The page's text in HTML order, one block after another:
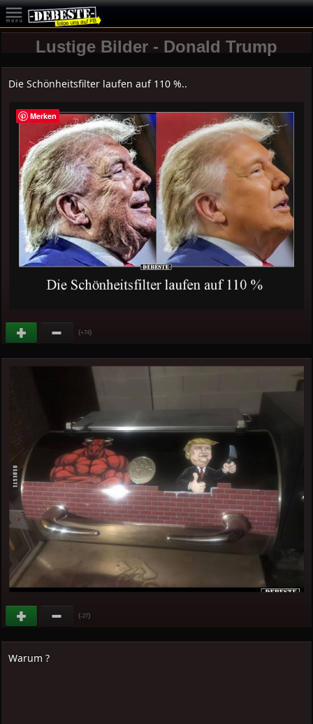
Lustige Bilder - Donald Trump
Die Schönheitsfilter laufen auf 110 %..
(+74)
(-27)
Warum ?
Merken